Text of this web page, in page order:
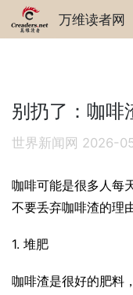
万维读者网
别扔了：咖啡
世界新闻网 2026-
咖啡可能是很多人每
不要丢弃咖啡渣的理由
1. 堆肥
咖啡渣是很好的肥料